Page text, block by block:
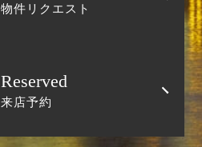
物件リクエスト
Reserved
来店予約